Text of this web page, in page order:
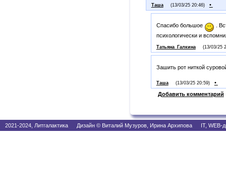
Таша (13/03/25 20:46) •
Спасибо большое
.
психологически и
Татьяна_Галкина (13/03/25
Зашить рот ниткой
Таша (13/03/25 20:59)
•
Добавить комментарий
2021-2024, Литгалактика Дизайн © Виталий Музуров, Ирина Архипова IT, WEB-